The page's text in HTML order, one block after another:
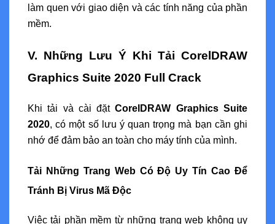
làm quen với giao diện và các tính năng của phần
mềm.
V. Những Lưu Ý Khi Tải CorelDRAW
Graphics Suite 2020 Full Crack
Khi tải và cài đặtCorelDRAW Graphics Suite
2020, có một số lưu ý quan trọng mà bạn cần ghi
nhớ để đảm bảo an toàn cho máy tính của mình.
Tải Những Trang Web Có Độ Uy Tín Cao Để
Tránh Bị Virus Mã Độc
Việc tải phần mềm từ những trang web không uy